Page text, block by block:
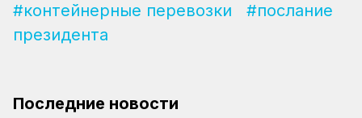
#контейнерные перевозки
#послание
президента
Последние новости